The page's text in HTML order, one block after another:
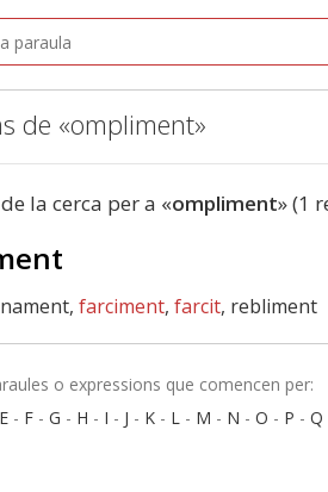
de «ompliment»
la cerca per a «ompliment» (1
farciment, farcit, rebliment
o expressions que comencen per:
E - F - G - H - I - J - K - L - M - N - O - P - Q